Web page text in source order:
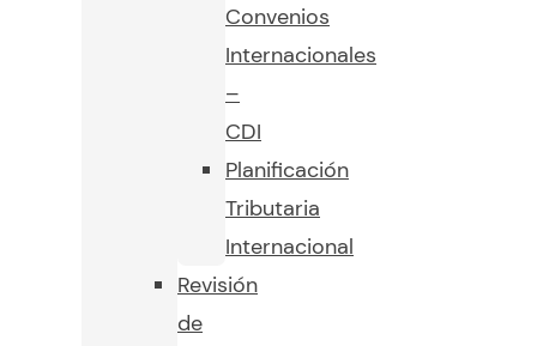
Convenios
Internacionales
–
CDI
Planificación
Tributaria
Internacional
Revisión
de